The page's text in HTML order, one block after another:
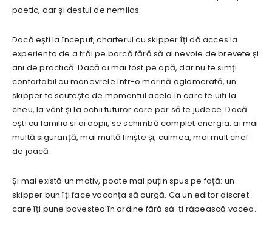
poetic, dar și destul de nemilos.
Dacă ești la început, charterul cu skipper îți dă acces la
experiența de a trăi pe barcă fără să ai nevoie de brevete și
ani de practică. Dacă ai mai fost pe apă, dar nu te simți
confortabil cu manevrele într-o marină aglomerată, un
skipper te scutește de momentul acela în care te uiți la
cheu, la vânt și la ochii tuturor care par să te judece. Dacă
ești cu familia și ai copii, se schimbă complet energia: ai mai
multă siguranță, mai multă liniște și, culmea, mai mult chef
de joacă.
Și mai există un motiv, poate mai puțin spus pe față: un
skipper bun îți face vacanța să curgă. Ca un editor discret
care îți pune povestea în ordine fără să-ți răpească vocea.